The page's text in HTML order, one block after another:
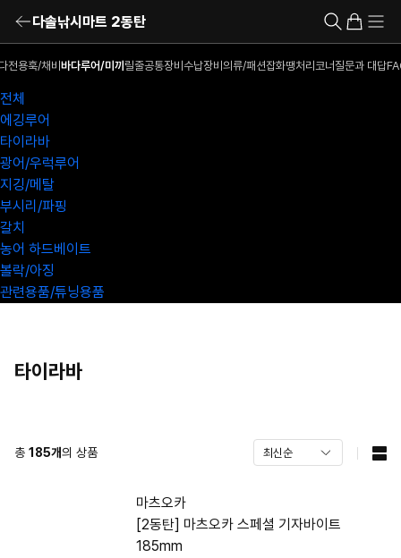
다솔낚시마트 2동탄
전용훅/채비 바다루어/미끼 릴줄공통장비 수납장비 의류/패션잡화땡처리코너 질문과 대답
전체
에깅루어
타이라바
광어/우럭루어
지깅/메탈
부시리/파핑
갈치
농어 하드베이트
볼락/아징
관련용품/튜닝용품
타이라바
총 185개의 상품
마츠오카
[2동탄] 마츠오카 스페셜 기자바이트
185mm